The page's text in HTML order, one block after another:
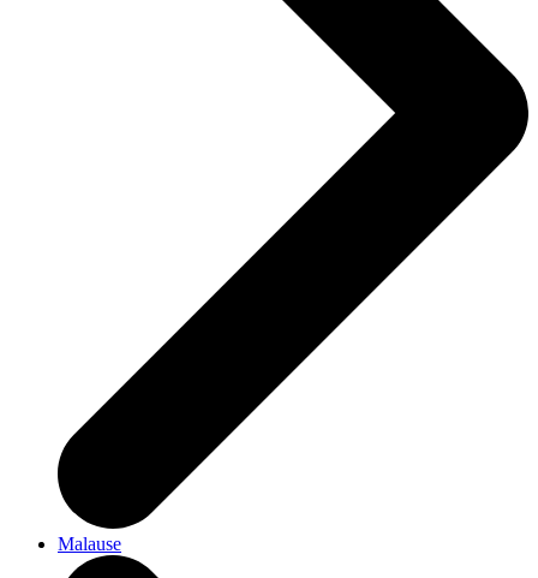
Malause